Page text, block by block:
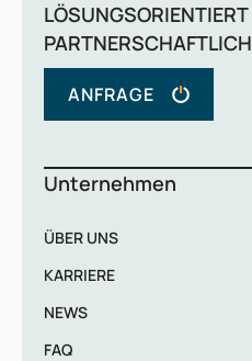
LÖSUNGSORIENTIERT
PARTNERSCHAFTLICH
ANFRAGE
Unternehmen
ÜBER UNS
KARRIERE
NEWS
FAQ